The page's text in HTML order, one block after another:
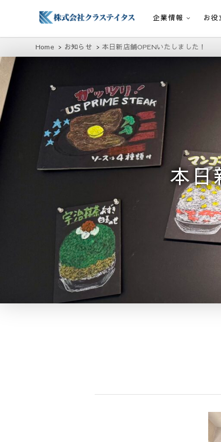
株式会社クラステイタス
企業情報 お役
Home お知らせ 本日新店舗OPENいたしました！
本日